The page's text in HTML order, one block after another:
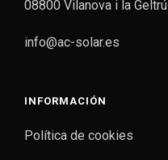
08800 Vilanova i la Geltrú
info@ac-solar.es
INFORMACIÓN
Política de cookies